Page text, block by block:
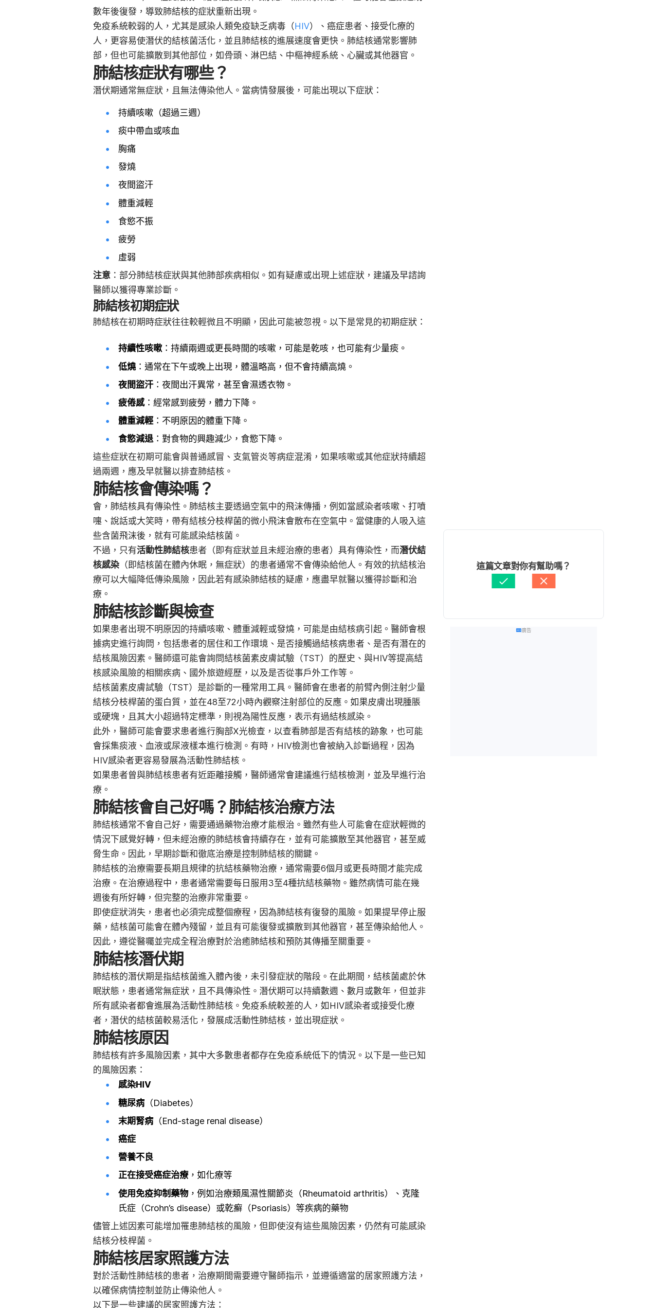
數年後復發，導致肺結核的症狀重新出現。
免疫系統較弱的人，尤其是感染人類免疫缺乏病毒（HIV）、癌症患者、接受化療的
人，更容易使潛伏的結核菌活化，並且肺結核的進展速度會更快。肺結核通常影響肺
部，但也可能擴散到其他部位，如骨頭、淋巴結、中樞神經系統、心臟或其他器官。
肺結核症狀有哪些？
潛伏期通常無症狀，且無法傳染他人。當病情發展後，可能出現以下症狀：
持續咳嗽（超過三週）
痰中帶血或咳血
胸痛
發燒
夜間盜汗
體重減輕
食慾不振
疲勞
虛弱
注意 ：部分肺結核症狀與其他肺部疾病相似。如有疑慮或出現上述症狀，建議及早諮詢
醫師以獲得專業診斷。
肺結核初期症狀
肺結核在初期時症狀往往較輕微且不明顯，因此可能被忽視。以下是常見的初期症狀：
持續性咳嗽 ：持續兩週或更長時間的咳嗽，可能是乾咳，也可能有少量痰。
低燒：通常在下午或晚上出現，體溫略高，但不會持續高燒。
夜間盜汗 ：夜間出汗異常，甚至會濕透衣物。
疲倦感：經常感到疲勞，體力下降。
體重減輕 ：不明原因的體重下降。
食慾減退：對食物的興趣減少，食慾下降。
這些症狀在初期可能會與普通感冒、支氣管炎等病症混淆，如果咳嗽或其他症狀持續超
過兩週，應及早就醫以排查肺結核。
肺結核會傳染嗎？
會，肺結核具有傳染性。肺結核主要透過空氣中的飛沫傳播，例如當感染者咳嗽、打噴
嚏、說話或大笑時，帶有結核分枝桿菌的微小飛沫會散布在空氣中。當健康的人吸入這
些含菌飛沫後，就有可能感染結核菌。
不過，只有活動性肺結核患者（即有症狀並且未經治療的患者）具有傳染性，而潛伏結
核感染 （即結核菌在體內休眠，無症狀）的患者通常不會傳染給他人。有效的抗結核治
療可以大幅降低傳染風險，因此若有感染肺結核的疑慮，應盡早就醫以獲得診斷和治
療。
肺結核診斷與檢查
如果患者出現不明原因的持續咳嗽、體重減輕或發燒，可能是由結核病引起。醫師會根
據病史進行詢問，包括患者的居住和工作環境、是否接觸過結核病患者、是否有潛在的
結核風險因素。醫師還可能會詢問結核菌素皮膚試驗（TST）的歷史、與HIV等提高結
核感染風險的相關疾病、國外旅遊經歷，以及是否從事戶外工作等。
結核菌素皮膚試驗（TST）是診斷的一種常用工具。醫師會在患者的前臂內側注射少量
結核分枝桿菌的蛋白質，並在48至72小時內觀察注射部位的反應。如果皮膚出現腫脹
或硬塊，且其大小超過特定標準，則視為陽性反應，表示有過結核感染。
此外，醫師可能會要求患者進行胸部X光檢查，以查看肺部是否有結核的跡象，也可能
會採集痰液、血液或尿液樣本進行檢測。有時，HIV檢測也會被納入診斷過程，因為
HIV感染者更容易發展為活動性肺結核。
如果患者曾與肺結核患者有近距離接觸，醫師通常會建議進行結核檢測，並及早進行治
療。
肺結核會自己好嗎？肺結核治療方法
肺結核通常不會自己好，需要通過藥物治療才能根治。雖然有些人可能會在症狀輕微的
情況下感覺好轉，但未經治療的肺結核會持續存在，並有可能擴散至其他器官，甚至威
脅生命。因此，早期診斷和徹底治療是控制肺結核的關鍵。
肺結核的治療需要長期且規律的抗結核藥物治療，通常需要6個月或更長時間才能完成
治療。在治療過程中，患者通常需要每日服用3至4種抗結核藥物。雖然病情可能在幾
週後有所好轉，但完整的治療非常重要。
即使症狀消失，患者也必須完成整個療程，因為肺結核有復發的風險。如果提早停止服
藥，結核菌可能會在體內殘留，並且有可能復發或擴散到其他器官，甚至傳染給他人。
因此，遵從醫囑並完成全程治療對於治癒肺結核和預防其傳播至關重要。
肺結核潛伏期
肺結核的潛伏期是指結核菌進入體內後，未引發症狀的階段。在此期間，結核菌處於休
眠狀態，患者通常無症狀，且不具傳染性。潛伏期可以持續數週、數月或數年，但並非
所有感染者都會進展為活動性肺結核。免疫系統較差的人，如HIV感染者或接受化療
者，潛伏的結核菌較易活化，發展成活動性肺結核，並出現症狀。
肺結核原因
肺結核有許多風險因素，其中大多數患者都存在免疫系統低下的情況。以下是一些已知
的風險因素：
感染HIV
糖尿病 （Diabetes）
末期腎病 （End-stage renal disease）
癌症
營養不良
正在接受癌症治療，如化療等
使用免疫抑制藥物 ，例如治療類風濕性關節炎（Rheumatoid arthritis）、克隆
氏症（Crohn’s disease）或乾癬（Psoriasis）等疾病的藥物
儘管上述因素可能增加罹患肺結核的風險，但即使沒有這些風險因素，仍然有可能感染
結核分枝桿菌。
肺結核居家照護方法
對於活動性肺結核的患者，治療期間需要遵守醫師指示，並遵循適當的居家照護方法，
以確保病情控制並防止傳染他人。
以下是一些建議的居家照護方法：
這篇文章對你有幫助嗎？
廣告